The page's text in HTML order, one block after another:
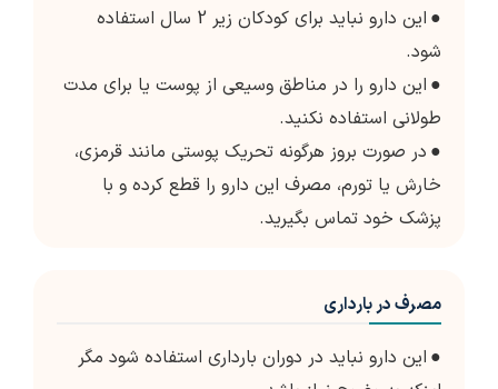
●
این دارو نباید برای کودکان زیر 2 سال استفاده
شود.
● این دارو را در مناطق وسیعی از پوست یا برای مدت
طولانی استفاده نکنید.
● در صورت بروز هرگونه تحریک پوستی مانند قرمزی،
خارش یا تورم، مصرف این دارو را قطع کرده و با
پزشک خود تماس بگیرید.
مصرف در بارداری
● این دارو نباید در دوران بارداری استفاده شود مگر